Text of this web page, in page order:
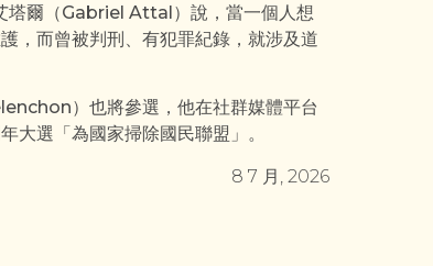
塔爾（Gabriel Attal）說，當一個人想
，而曾被判刑、有犯罪紀錄，就涉及道
）也將參選，他在社群媒體平台
大選「為國家掃除國民聯盟」。
8 7 月, 2026